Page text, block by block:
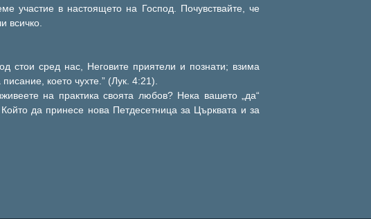
участие в настоящето на Господ. Почувствайте, че
всичко.
стои сред нас, Неговите приятели и познати; взима
което чухте.” (Лук. 4:21).
на практика своята любов? Нека вашето „да“
да принесе нова Петдесетница за Църквата и за